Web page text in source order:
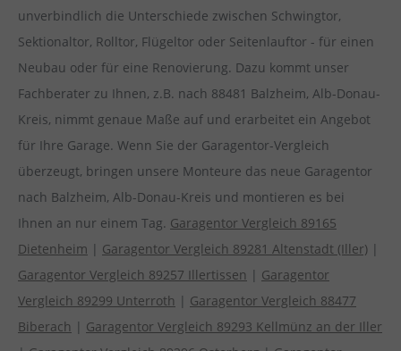
unverbindlich die Unterschiede zwischen Schwingtor,
Sektionaltor, Rolltor, Flügeltor oder Seitenlauftor - für einen
Neubau oder für eine Renovierung. Dazu kommt unser
Fachberater zu Ihnen, z.B. nach 88481 Balzheim, Alb-Donau-
Kreis, nimmt genaue Maße auf und erarbeitet ein Angebot
für Ihre Garage. Wenn Sie der Garagentor-Vergleich
überzeugt, bringen unsere Monteure das neue Garagentor
nach Balzheim, Alb-Donau-Kreis und montieren es bei
Ihnen an nur einem Tag. Garagentor Vergleich 89165
Dietenheim | Garagentor Vergleich 89281 Altenstadt (Iller) |
Garagentor Vergleich 89257 Illertissen | Garagentor
Vergleich 89299 Unterroth | Garagentor Vergleich 88477
Biberach | Garagentor Vergleich 89293 Kellmünz an der Iller